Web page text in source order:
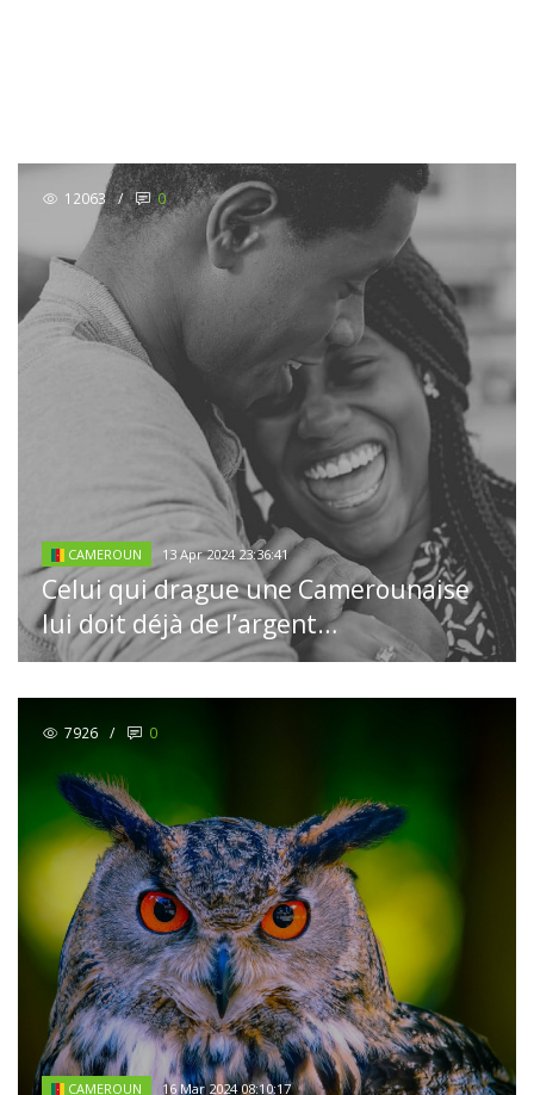
12063 / 0
CAMEROUN 13 Apr 2024 23:36:41
Celui qui drague une Camerounaise
lui doit déjà de l’argent…
7926 / 0
CAMEROUN 16 Mar 2024 08:10:17